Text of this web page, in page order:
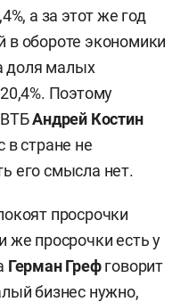
а за этот же год
в обороте экономики
доля малых
Поэтому
ВТБАндрей Костин
в стране не
его смысла нет.
просрочки
же просрочки есть у
Герман Грефговорит
бизнес нужно,